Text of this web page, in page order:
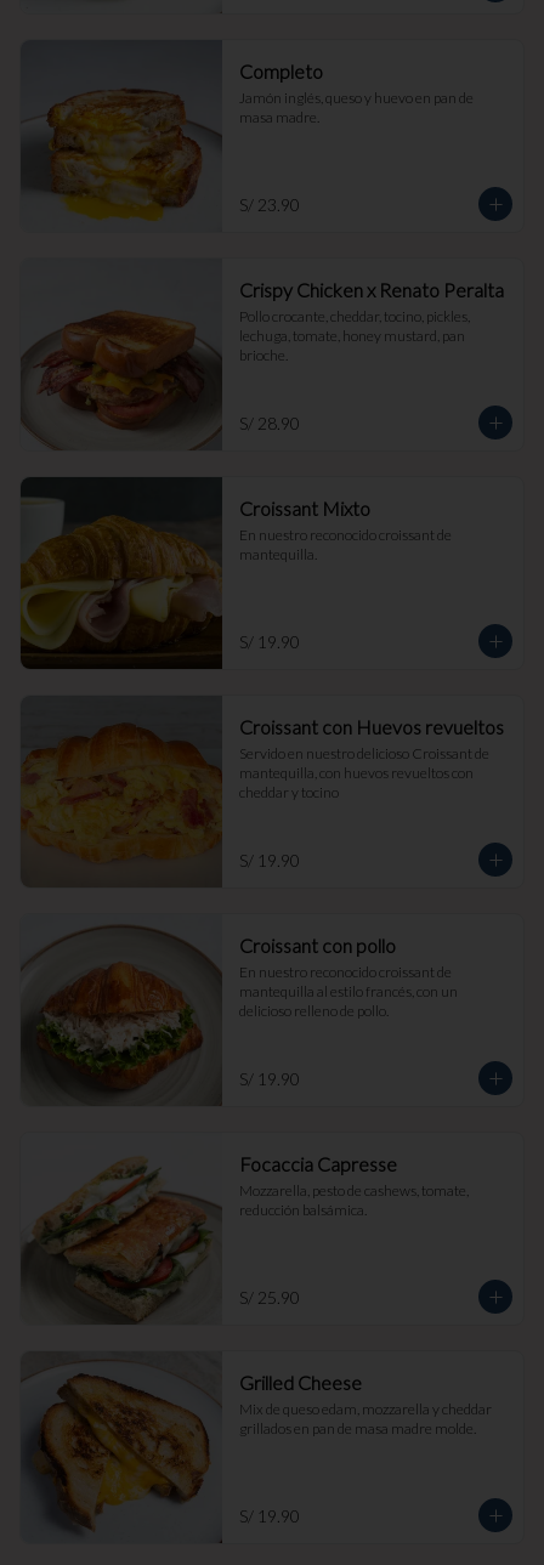
Completo
Jamón inglés, queso y huevo en pan de
masa madre.
S/ 23.90
Crispy Chicken x Renato Peralta
Pollo crocante, cheddar, tocino, pickles,
lechuga, tomate, honey mustard, pan
brioche.
S/ 28.90
Croissant Mixto
En nuestro reconocido croissant de
mantequilla.
S/ 19.90
Croissant con Huevos revueltos
Servido en nuestro delicioso Croissant de
mantequilla, con huevos revueltos con
cheddar y tocino
S/ 19.90
Croissant con pollo
En nuestro reconocido croissant de
mantequilla al estilo francés, con un
delicioso relleno de pollo.
S/ 19.90
Focaccia Capresse
Mozzarella, pesto de cashews, tomate,
reducción balsámica.
S/ 25.90
Grilled Cheese
Mix de queso edam, mozzarella y cheddar
grillados en pan de masa madre molde.
S/ 19.90